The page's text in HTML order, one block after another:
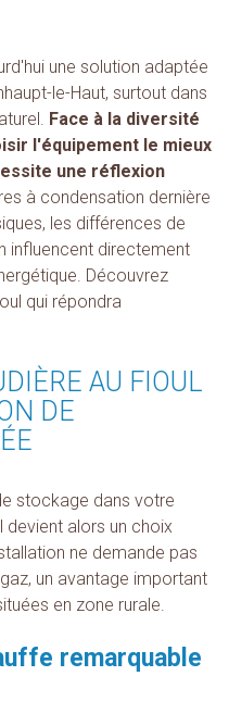
une solution adaptée
le-Haut, surtout dans
Face à la diversité
l'équipement le mieux
une réflexion
à condensation dernière
les différences de
influencent directement
Découvrez
qui répondra
AU FIOUL
DE
stockage dans votre
devient alors un choix
ne demande pas
un avantage important
en zone rurale.
remarquable